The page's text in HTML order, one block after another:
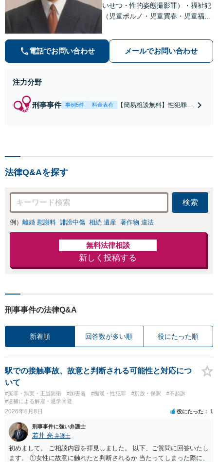
いせつ・性的姿態撮影罪）・福祉犯
（児童ポルノ・児童買春・児童福祉
等）に非常に詳しい弁護士です
電話でお問い合わせ メールでお問い合わせ
注力分野
刑事事件 事例5件 料金表有
【簡易相談無料】性犯罪
法律Q&Aを探す
検索
例） 離婚 慰謝料 誹謗中傷 相続 遺産 著作物 違法
無料法律相談
新しく投稿する
刑事事件の法律Q&A
新着順 回答数が多い順 役にたった順
駅での接触事故、故意と判断される可能性と対応につ
いて
#冤罪・無実・正当防衛 #加害者 #痴漢・性犯罪 #釈放・保釈
#不起訴
#逮捕による解雇・退学回避
2026年8月8日 役にたった 1
刑事事件に強い弁護士
若井 亮 弁護士
初めまして。 ご相談内容を拝見しました。 以下、ご質問に回答いたし
ます。 ①女性に故意に触れたと判断されるか 当たってしまった際に、